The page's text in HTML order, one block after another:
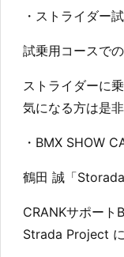
・ストライダー
試乗用コースで
ストライダーに
気になる方は是
・BMX SHOW
鶴田 誠「
CRANKサポート
Strada Project